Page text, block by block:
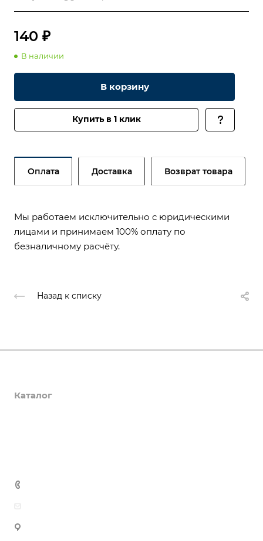
140 ₽
В наличии
В корзину
Купить в 1 клик
Оплата Доставка Возврат товара
Мы работаем исключительно с юридическими
лицами и принимаем 100% оплату по
безналичному расчёту.
Назад к списку
Каталог